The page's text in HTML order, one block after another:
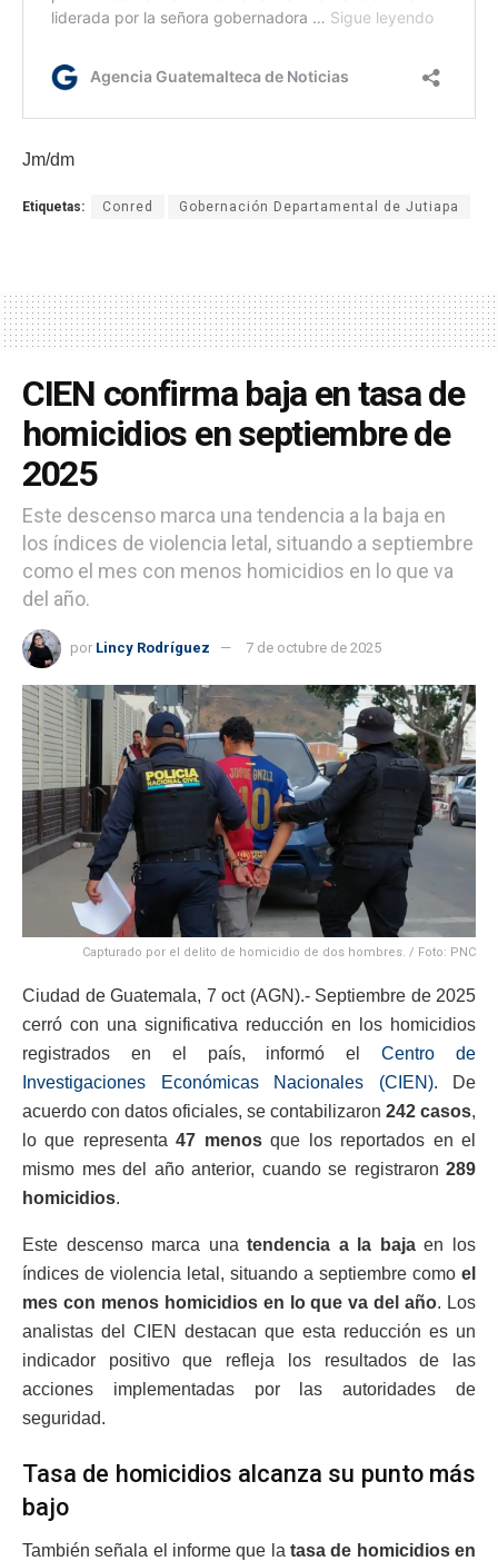
Jm/dm
Etiquetas: Conred Gobernación Departamental de Jutiapa
CIEN confirma baja en tasa de
homicidios en septiembre de
2025
Este descenso marca una tendencia a la baja en
los índices de violencia letal, situando a septiembre
como el mes con menos homicidios en lo que va
del año.
por Lincy Rodríguez 7 de octubre de 2025
Capturado por el delito de homicidio de dos hombres. / Foto: PNC
Ciudad de Guatemala, 7 oct (AGN).- Septiembre de 2025
cerró con una significativa reducción en los homicidios
registrados en el país, informó elCentro de
Investigaciones Económicas Nacionales (CIEN).
De
acuerdo con datos oficiales, se contabilizaron 242 casos,
lo que representa47 menosque los reportados en el
mismo mes del año anterior, cuando se registraron 289
homicidios.
Este descenso marca unatendencia a la bajaen los
índices de violencia letal, situando a septiembre como el
mes con menos homicidios en lo que va del año. Los
analistas del CIEN destacan que esta reducción es un
indicador positivo que refleja los resultados de las
acciones implementadas por las autoridades de
seguridad.
Tasa de homicidios alcanza su punto más
bajo
También señala el informe que la tasa de homicidios en